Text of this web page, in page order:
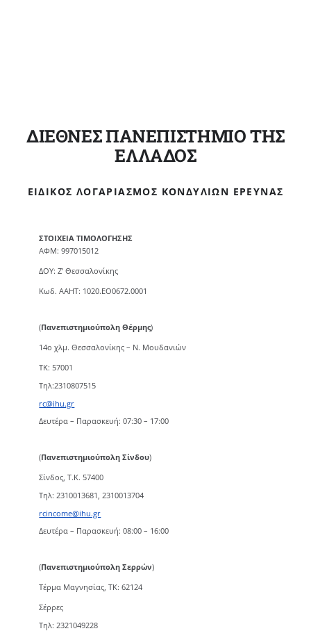
ΔΙΕΘΝΕΣ ΠΑΝΕΠΙΣΤΗΜΙΟ ΤΗΣ
ΕΛΛΑΔΟΣ
ΕΙΔΙΚΌΣ ΛΟΓΑΡΙΑΣΜΌΣ ΚΟΝΔΥΛΊΩΝ ΈΡΕΥΝΑΣ
ΣΤΟΙΧΕΙΑ ΤΙΜΟΛΟΓΗΣΗΣ
ΑΦΜ: 997015012
ΔΟΥ: Ζ’ Θεσσαλονίκης
Κωδ. ΑΑΗΤ: 1020.ΕΟ0672.0001
(Πανεπιστημιούπολη Θέρμης)
14ο χλμ. Θεσσαλονίκης – Ν. Μουδανιών
TK: 57001
Τηλ:2310807515
rc@ihu.gr
Δευτέρα – Παρασκευή: 07:30 – 17:00
(Πανεπιστημιούπολη Σίνδου)
Σίνδος, Τ.Κ. 57400
Τηλ: 2310013681, 2310013704
rcincome@ihu.gr
Δευτέρα – Παρασκευή: 08:00 – 16:00
(Πανεπιστημιούπολη Σερρών)
Τέρμα Μαγνησίας, ΤΚ: 62124
Σέρρες
Τηλ: 2321049228